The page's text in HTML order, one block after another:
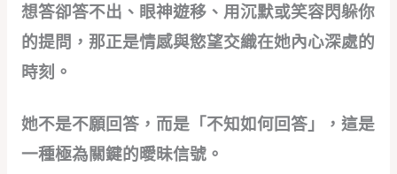
想答卻答不出、眼神遊移、用沉默或笑容閃躲你
的提問，那正是情感與慾望交織在她內心深處的
時刻。
她不是不願回答，而是「不知如何回答」，這是
一種極為關鍵的曖昧信號。